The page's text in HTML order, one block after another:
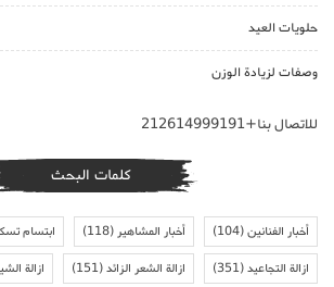
حلويات العيد
وصفات لزيادة الوزن
للاتصال بنا+212614999191
كلمات البحث
أخبار الفنانين(104) أخبار المشاهير(118) ابتسام
ازالة التجاعيد(351) ازالة الشعر الزائد(151) ازالة